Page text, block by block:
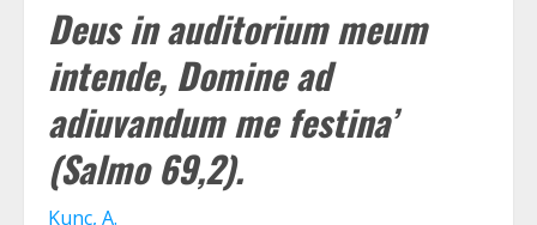
Deus in auditorium meum
intende, Domine ad
adiuvandum me festina’
(Salmo 69,2).
Kunc, A.